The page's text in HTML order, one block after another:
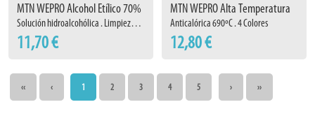
MTN WEPRO Alcohol Etílico 70%
Solución hidroalcohólica . Limpieza superficies
11,70 €
MTN WEPRO Alta Temperatura
Anticalórica 690ºC . 4 Colores
12,80 €
‹‹ ‹ 1 2 3 4 5 › ››